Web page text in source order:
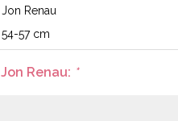
Jon Renau
54-57 cm
Renau: *